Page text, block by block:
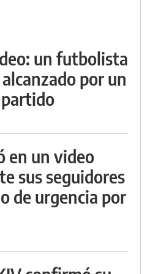
un futbolista
por un
en un video
sus seguidores
de urgencia por